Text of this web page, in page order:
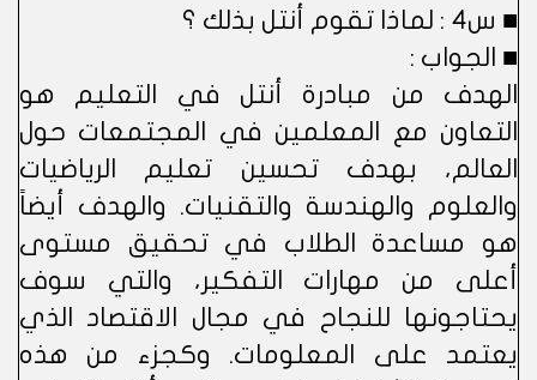
■ س4 : لماذا تقوم أنتل بذلك ؟
■ الجواب :
الهدف من مبادرة أنتل في التعليم هو
التعاون مع المعلمين في المجتمعات حول
العالم، بهدف تحسين تعليم الرياضيات
والعلوم والهندسة والتقنيات. والهدف أيضاً
هو مساعدة الطلاب في تحقيق مستوى
أعلى من مهارات التفكير، والتي سوف
يحتاجونها للنجاح في مجال الاقتصاد الذي
يعتمد على المعلومات. وكجزء من هذه